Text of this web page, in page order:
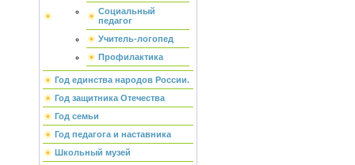
Социальный
педагог
Учитель-логопед
Профилактика
Год единства народов России.
Год защитника Отечества
Год семьи
Год педагога и наставника
Школьный музей